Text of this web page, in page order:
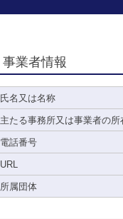
事業者情報
氏名又は名称
主たる事務所又は事業者の所
電話番号
URL
所属団体